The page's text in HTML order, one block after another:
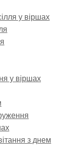
у віршах
у віршах
з днем